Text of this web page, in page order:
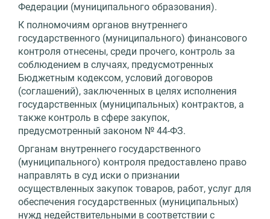
Федерации (муниципального образования).
К полномочиям органов внутреннего
государственного (муниципального) финансового
контроля отнесены, среди прочего, контроль за
соблюдением в случаях, предусмотренных
Бюджетным кодексом, условий договоров
(соглашений), заключенных в целях исполнения
государственных (муниципальных) контрактов, а
также контроль в сфере закупок,
предусмотренный законом № 44-ФЗ.
Органам внутреннего государственного
(муниципального) контроля предоставлено право
направлять в суд иски о признании
осуществленных закупок товаров, работ, услуг для
обеспечения государственных (муниципальных)
нужд недействительными в соответствии с